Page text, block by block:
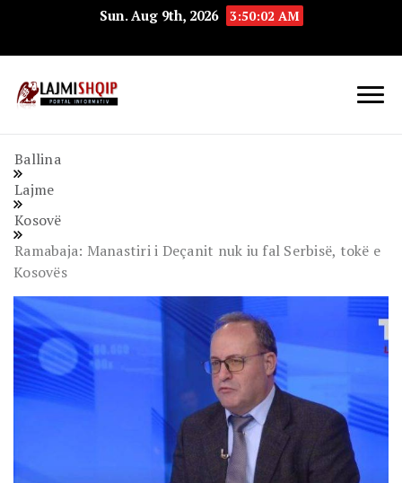
Sun. Aug 9th, 2026 3:50:03 AM
Ballina
Lajme
Kosovë
Ramabaja: Manastiri i Deçanit nuk iu fal Serbisë, tokë e
Kosovës